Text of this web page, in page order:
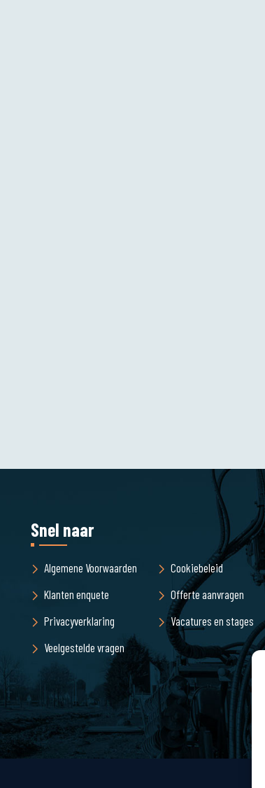
Snel naar
Algemene Voorwaarden
Cookiebeleid
Klanten enquete
Offerte aanvragen
Privacyverklaring
Vacatures en stages
Veelgestelde vragen